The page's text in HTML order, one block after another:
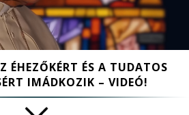
ÉHEZŐKÉRT ÉS A TUDATOS
IMÁDKOZIK – VIDEÓ!